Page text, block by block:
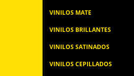
VINILOS MATE
VINILOS BRILLANTES
VINILOS SATINADOS
VINILOS CEPILLADOS